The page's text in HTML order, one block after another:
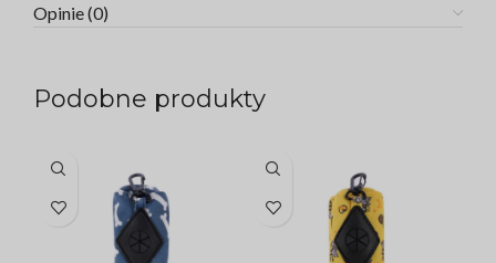
Opinie (0)
Podobne produkty